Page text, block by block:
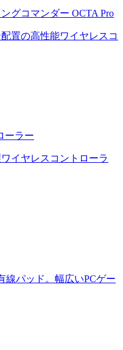
グコマンダー OCTA Pro
置の高性能ワイヤレスコ
ーラー
イヤレスコントローラ
線パッド。幅広いPCゲー